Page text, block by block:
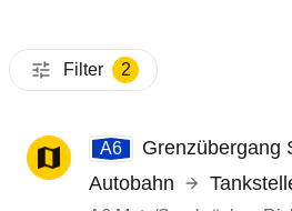
Filter 2
A6
Grenzübergang
Autobahn